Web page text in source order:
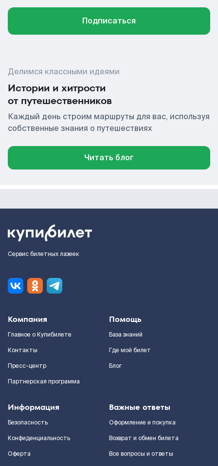
Подписаться
Делимся классными идеями
Истории и хитрости
от путешественников
Каждый день строим маршруты для вас, используя
собственные знания о путешествиях
Читать блог
Сервис билетных лазеек
Компания
Главное о Купибилете
Контакты
Пресс-центр
Партнерская программа
Помощь
База знаний
Где мой билет
Блог
Информация
Безопасность
Конфиденциальность
Оферта
Важные ответы
Оформление и покупка
Возврат и обмен билета
Все вопросы и ответы